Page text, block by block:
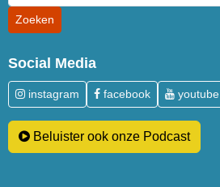
Social Media
instagram facebook youtube
Beluister ook onze Podcast